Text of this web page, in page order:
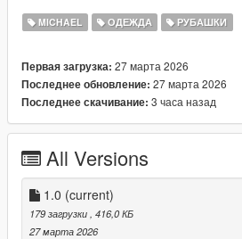
MICHAEL ОДЕЖДА РУБАШКИ
Первая загрузка: 27 марта 2026
Последнее обновление: 27 марта 2026
Последнее скачивание: 3 часа назад
All Versions
1.0 (current)
179 загрузки , 416,0 КБ
27 марта 2026